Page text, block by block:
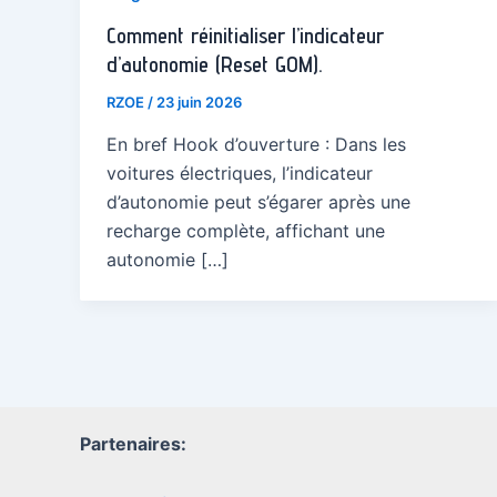
Comment réinitialiser l’indicateur
d’autonomie (Reset GOM).
RZOE / 23 juin 2026
En bref Hook d’ouverture : Dans les
voitures électriques, l’indicateur
d’autonomie peut s’égarer après une
recharge complète, affichant une
autonomie […]
Partenaires: